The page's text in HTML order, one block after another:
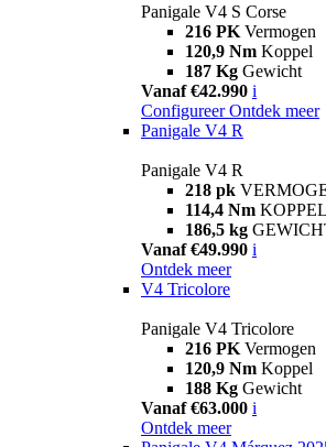
Panigale V4 S Corse
216 PK Vermogen
120,9 Nm Koppel
187 Kg Gewicht
Vanaf €42.990 i
Configureer Ontdek meer
Panigale V4 R
Panigale V4 R
218 pk
114,4 Nm KOPPEL
186,5 kg
Vanaf €49.990 i
Ontdek meer
V4 Tricolore
Panigale V4 Tricolore
216 PK Vermogen
120,9 Nm Koppel
188 Kg Gewicht
Vanaf €63.000 i
Ontdek meer